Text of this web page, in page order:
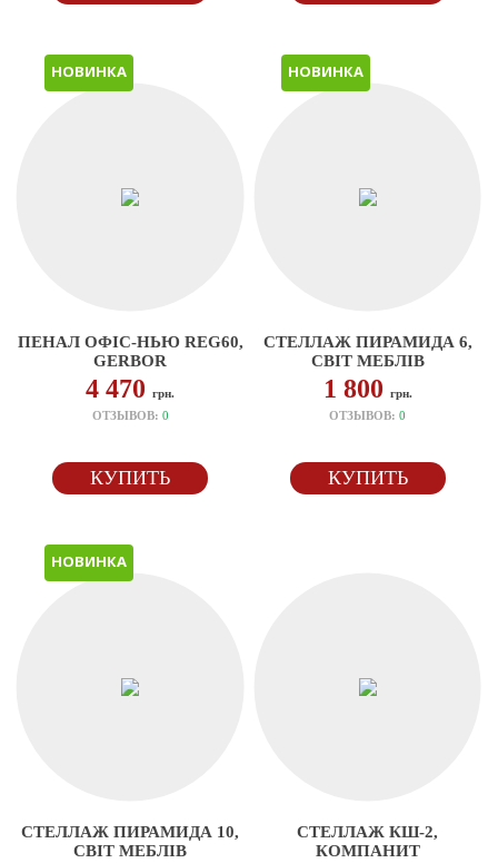
НОВИНКА
ПЕНАЛ ОФІС-НЬЮ REG60,
GERBOR
4 470грн.
ОТЗЫВОВ: 0
КУПИТЬ
НОВИНКА
СТЕЛЛАЖ ПИРАМИДА 6,
СВІТ МЕБЛІВ
1 800 грн.
ОТЗЫВОВ:0
КУПИТЬ
НОВИНКА
СТЕЛЛАЖ ПИРАМИДА 10,
СВІТ МЕБЛІВ
СТЕЛЛАЖ КШ-2,
КОМПАНИТ